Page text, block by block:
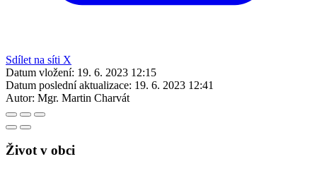
Sdílet na síti X
Datum vložení: 19. 6. 2023 12:15
Datum poslední aktualizace: 19. 6. 2023 12:41
Autor: Mgr. Martin Charvát
Život v obci